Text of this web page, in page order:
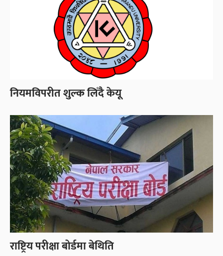
नियमविपरीत शुल्क लिँदै केयू
राष्ट्रिय परीक्षा बोर्डमा बेथिति